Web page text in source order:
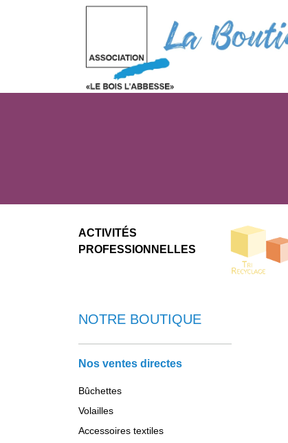
ACTIVITÉS
PROFESSIONNELLES
NOTRE BOUTIQUE
Nos ventes directes
Bûchettes
Volailles
Accessoires textiles